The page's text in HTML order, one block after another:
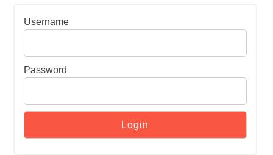
Username
Password